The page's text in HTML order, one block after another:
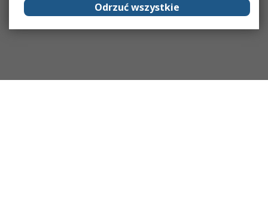
Odrzuć wszystkie